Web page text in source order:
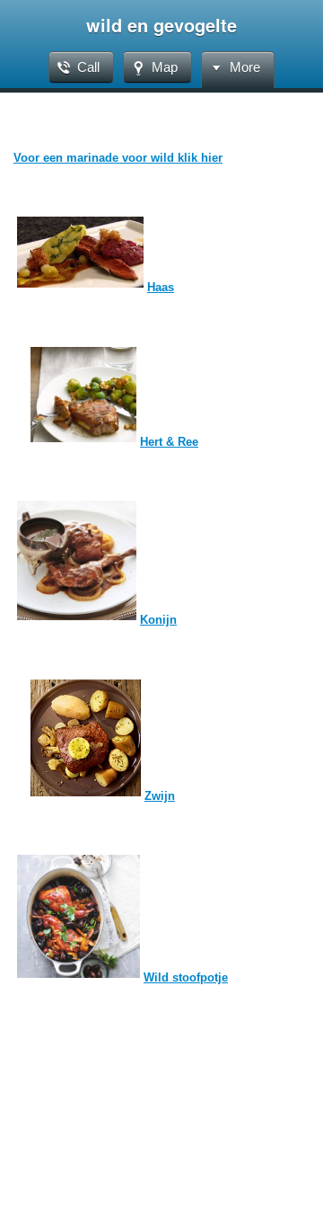
wild en gevogelte
Call Map More
Voor een marinade voor wild klik hier
Haas
Hert & Ree
Konijn
Zwijn
Wild stoofpotje